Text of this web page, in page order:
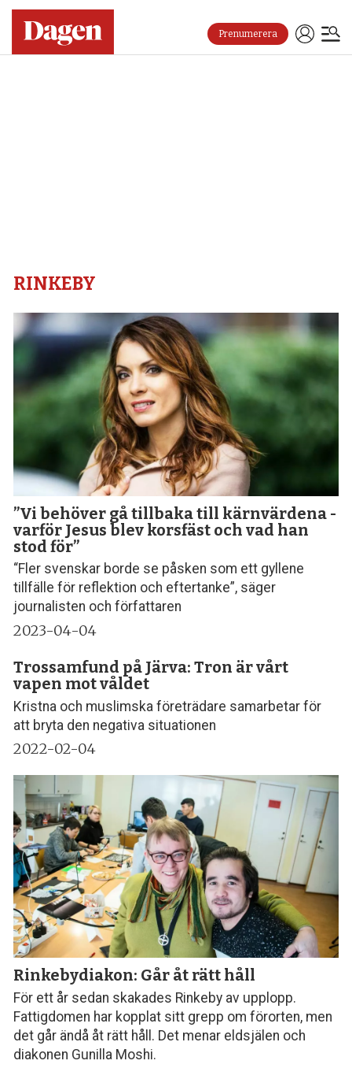
Prenumerera
RINKEBY
”Vi behöver gå tillbaka till kärnvärdena -
varför Jesus blev korsfäst och vad han
stod för”
“Fler svenskar borde se påsken som ett gyllene
tillfälle för reflektion och eftertanke”, säger
journalisten och författaren
2023-04-04
Trossamfund på Järva: Tron är vårt
vapen mot våldet
Kristna och muslimska företrädare samarbetar för
att bryta den negativa situationen
2022-02-04
Rinkebydiakon: Går åt rätt håll
För ett år sedan skakades Rinkeby av upplopp.
Fattigdomen har kopplat sitt grepp om förorten, men
det går ändå åt rätt håll. Det menar eldsjälen och
diakonen Gunilla Moshi.